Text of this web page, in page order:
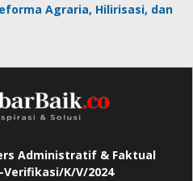
Agraria, Hilirisasi, dan
Administratif & Faktual
Verifikasi/K/V/2024